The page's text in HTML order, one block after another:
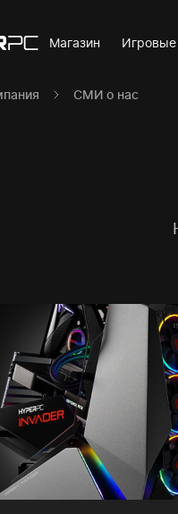
Магазин Игровые
СМИ о нас